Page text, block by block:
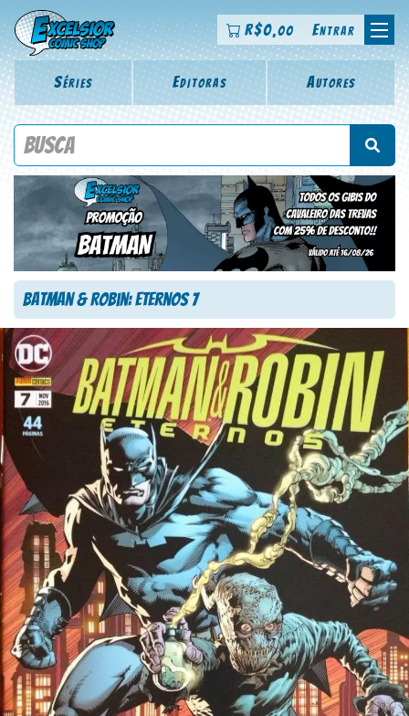
R$0,00 Entrar
Séries Editoras Autores
Procure por título da revista, personagem, série, escritor,
Batman & Robin: Eternos 7